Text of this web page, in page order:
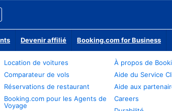
Devenir affilié Booking.com for Business
Location de voitures
Comparateur de vols
Réservations de restaurant
Booking.com pour les Agents de
Voyage
À propos de
Aide du Service
Aide aux
Careers